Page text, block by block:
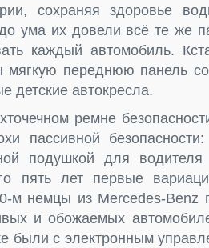
сохраняя здоровье
ума их довели всё те же
каждый автомобиль.
переднюю панель
детские автокресла.
ремне
пассивной
подушкой для
пять лет первые
м немцы из Mercedes-Benz
и обожаемых
были с электронным